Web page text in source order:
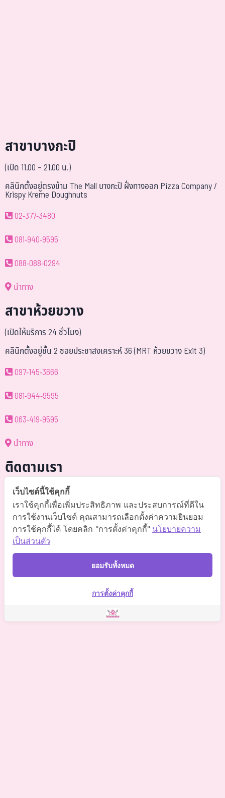
สาขาบางกะปิ
(เปิด 11.00 – 21.00 น.)
คลินิกตั้งอยู่ตรงข้าม The Mall บางกะปิ ฝั่งทางออก Pizza Company /
Krispy Kreme Doughnuts
02-377-3480
081-940-9595
088-088-0294
นำทาง
สาขาห้วยขวาง
(เปิดให้บริการ 24 ชั่วโมง)
คลินิกตั้งอยู่ชั้น 2 ซอยประชาสงเคราะห์ 36 (MRT ห้วยขวาง Exit 3)
097-145-3666
081-944-9595
063-419-9595
นำทาง
ติดตามเรา
@somchai-clinic (มี@)
Somchaiclinic คลินิกแพทย์สมชาย
Somchaiclinic
2021 Somchai Clinic. All Rights Reserved. Powered by
เว็บไซต์นี้ใช้คุกกี้
เราใช้คุกกี้เพื่อเพิ่มประสิทธิภาพ และประสบการณ์ที่ดีใน
การใช้งานเว็บไซต์ คุณสามารถเลือกตั้งค่าความยินยอม
การใช้คุกกี้ได้ โดยคลิก "การตั้งค่าคุกกี้" นโยบายความ
เป็นส่วนตัว
ยอมรับทั้งหมด
การตั้งค่าคุกกี้